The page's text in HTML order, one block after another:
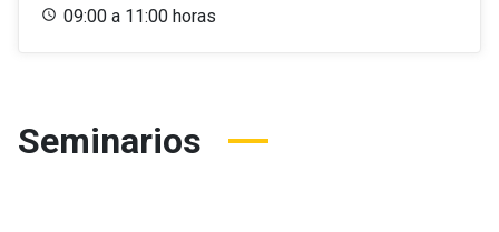
09:00 a 11:00 horas
Seminarios